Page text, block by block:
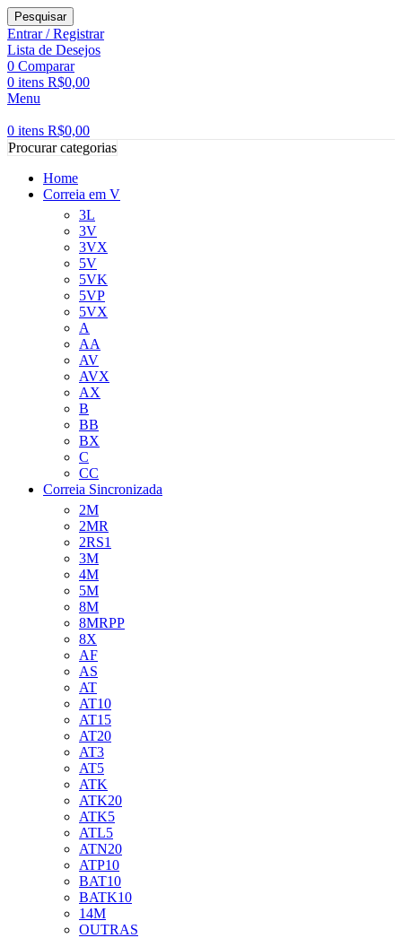
Pesquisar
Entrar / Registrar
Lista de Desejos
0 Comparar
0 itens R$0,00
Menu
0 itens R$0,00
Procurar categorias
Home
Correia em V
3L
3V
3VX
5V
5VK
5VP
5VX
A
AA
AV
AVX
AX
B
BB
BX
C
CC
Correia Sincronizada
2M
2MR
2RS1
3M
4M
5M
8M
8MRPP
8X
AF
AS
AT
AT10
AT15
AT20
AT3
AT5
ATK
ATK20
ATK5
ATL5
ATN20
ATP10
BAT10
BATK10
14M
OUTRAS